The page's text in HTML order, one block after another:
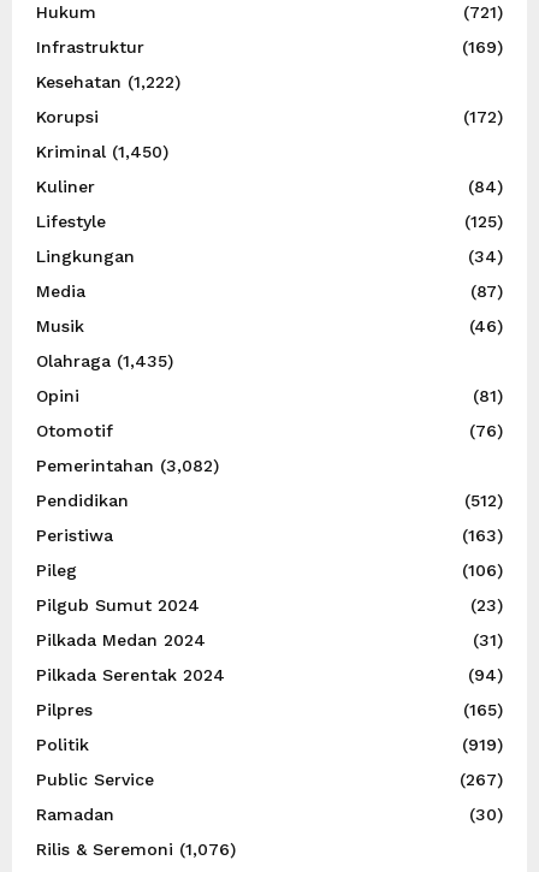
Hukum
(721)
Infrastruktur
(169)
Kesehatan (1,222)
Korupsi
(172)
Kriminal (1,450)
Kuliner
(84)
Lifestyle
(125)
Lingkungan
(34)
Media
(87)
Musik
(46)
Olahraga (1,435)
Opini
(81)
Otomotif
(76)
Pemerintahan (3,082)
Pendidikan
(512)
Peristiwa
(163)
Pileg
(106)
Pilgub Sumut 2024
(23)
Pilkada Medan 2024
(31)
Pilkada Serentak 2024
(94)
Pilpres
(165)
Politik
(919)
Public Service
(267)
Ramadan
(30)
Rilis & Seremoni (1,076)